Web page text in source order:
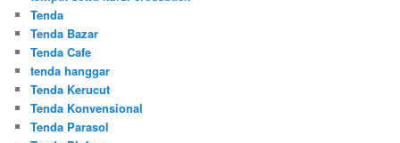
Tenda
Tenda Bazar
Tenda Cafe
tenda hanggar
Tenda Kerucut
Tenda Konvensional
Tenda Parasol